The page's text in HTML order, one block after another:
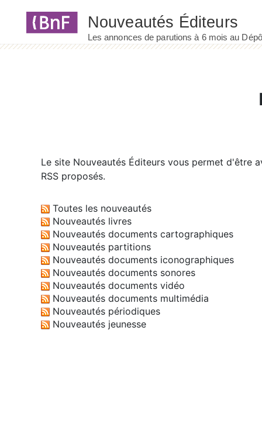
Le site Nouveautés Éditeurs vous permet d'être
RSS proposés.
Toutes les nouveautés
Nouveautés livres
Nouveautés documents cartographiques
Nouveautés partitions
Nouveautés documents iconographiques
Nouveautés documents sonores
Nouveautés documents vidéo
Nouveautés documents multimédia
Nouveautés périodiques
Nouveautés jeunesse